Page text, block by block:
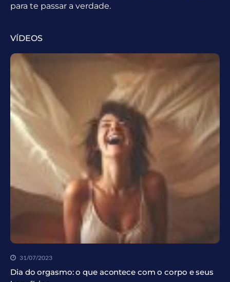
para te passar a verdade.
VÍDEOS
31/07/2023
Dia do orgasmo: o que acontece com o corpo e seus